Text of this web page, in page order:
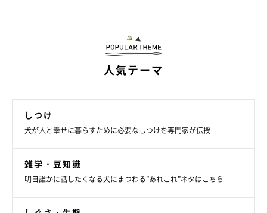
人気テーマ
しつけ
犬が人と幸せに暮らすために必要なしつけを専門家が伝授
雑学・豆知識
明日誰かに話したくなる犬にまつわる”あれこれ”ネタはこちら